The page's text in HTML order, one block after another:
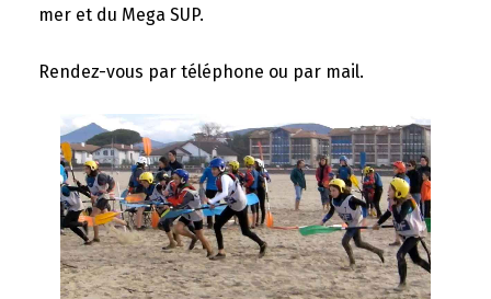
mer et du Mega SUP.
Rendez-vous par téléphone ou par mail.